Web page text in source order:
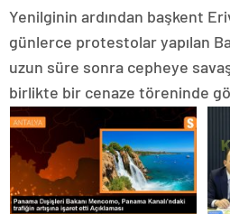
Yenilginin ardından başkent
günlerce protestolar yapılan
uzun süre sonra cepheye
birlikte bir cenaze töreninde